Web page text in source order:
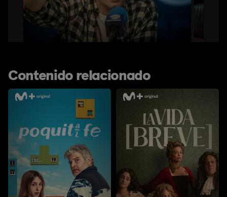
Contenido relacionado